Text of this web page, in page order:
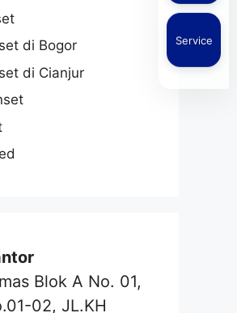
di Bogor
di Cianjur
Blok A No. 01,
02, JL.KH
Service